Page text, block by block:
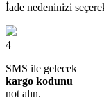
İade nedeninizi
4
SMS ile gelecek
kargo kodunu
not alın.